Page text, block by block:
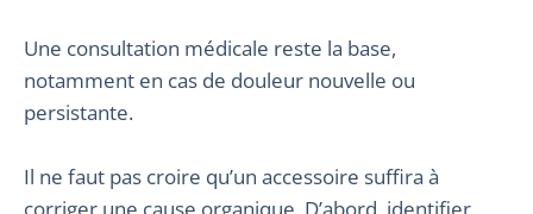
Une consultation médicale reste la base,
notamment en cas de douleur nouvelle ou
persistante.
Il ne faut pas croire qu’un accessoire suffira à